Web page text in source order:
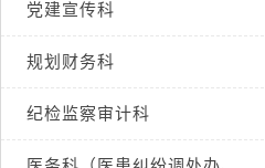
党建宣传科
规划财务科
纪检监察审计科